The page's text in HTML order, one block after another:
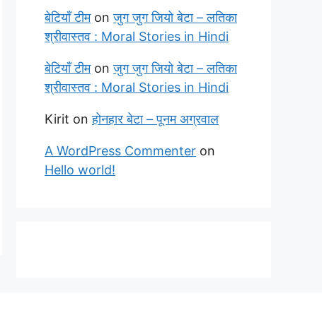
बेटियाँ टीमonजुग जुग जियो बेटा – लतिका
श्रीवास्तव : Moral Stories in Hindi
बेटियाँ टीमonजुग जुग जियो बेटा – लतिका
श्रीवास्तव : Moral Stories in Hindi
Kirit onहोनहार बेटा – पूनम अग्रवाल
A WordPress Commenter on
Hello world!